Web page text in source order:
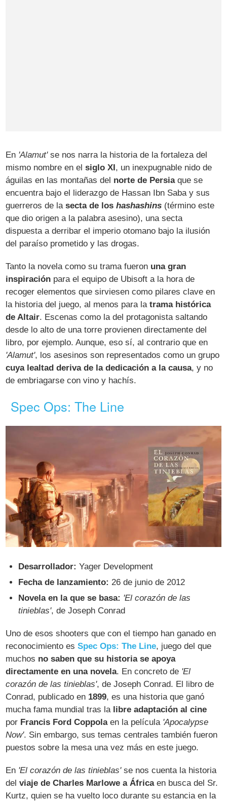
En 'Alamut'se nos narra la historia de la fortaleza del
mismo nombre en elsiglo XI, un inexpugnable nido de
águilas en las montañas del norte de Persiaque se
encuentra bajo el liderazgo de Hassan Ibn Saba y sus
guerreros de lasecta de loshashashins (término este
que dio origen a la palabra asesino), una secta
dispuesta a derribar el imperio otomano bajo la ilusión
del paraíso prometido y las drogas.
Tanto la novela como su trama fueron una gran
inspiración para el equipo de Ubisoft a la hora de
recoger elementos que sirviesen como pilares clave en
la historia del juego, al menos para latrama histórica
de Altair. Escenas como la del protagonista saltando
desde lo alto de una torre provienen directamente del
libro, por ejemplo. Aunque, eso sí, al contrario que en
'Alamut', los asesinos son representados como un grupo
cuya lealtad deriva de la dedicación a la causa, y no
de embriagarse con vino y hachís.
Spec Ops: The Line
Desarrollador: Yager Development
Fecha de lanzamiento: 26 de junio de 2012
Novela en la que se basa: 'El corazón de las
tinieblas', de Joseph Conrad
Uno de esos shooters que con el tiempo han ganado en
reconocimiento esSpec Ops: The Line, juego del que
muchos no saben que su historia se apoya
directamente en una novela. En concreto de 'El
corazón de las tinieblas', de Joseph Conrad. El libro de
Conrad, publicado en 1899, es una historia que ganó
mucha fama mundial tras la libre adaptación al cine
por Francis Ford Coppolaen la película 'Apocalypse
Now'. Sin embargo, sus temas centrales también fueron
puestos sobre la mesa una vez más en este juego.
En 'El corazón de las tinieblas'se nos cuenta la historia
delviaje de Charles Marlowe a Áfricaen busca del Sr.
Kurtz, quien se ha vuelto loco durante su estancia en la